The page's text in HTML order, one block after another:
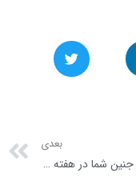
بعدی
بازیگوشی جنین شما در هفته پانزدهم بارداری